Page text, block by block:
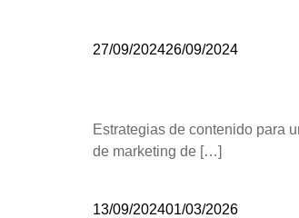
27/09/202426/09/2024
Estrategias de contenido para
de marketing de […]
13/09/202401/03/2026